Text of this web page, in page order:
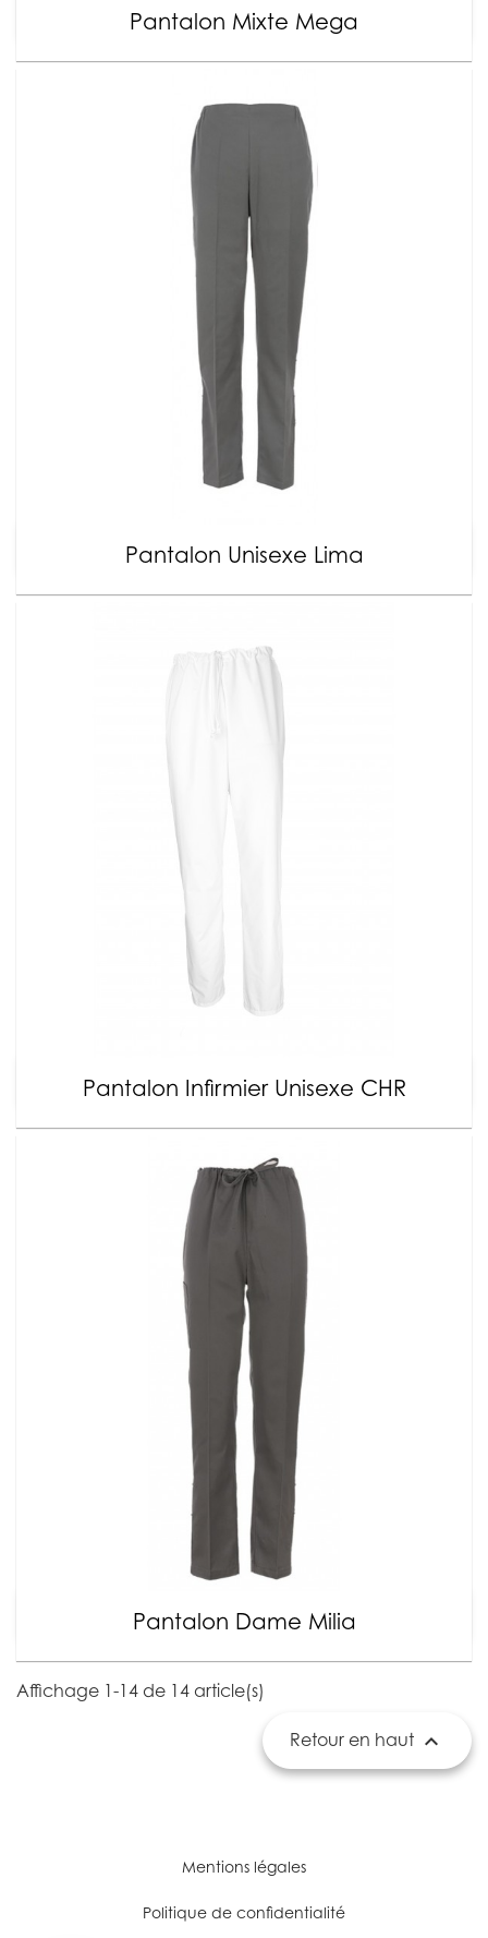
Pantalon Mixte Mega
Pantalon Unisexe Lima
Pantalon Infirmier Unisexe CHR
Pantalon Dame Milia
Affichage 1-14 de 14 article(s)
Retour en haut 
Mentions légales
Politique de confidentialité